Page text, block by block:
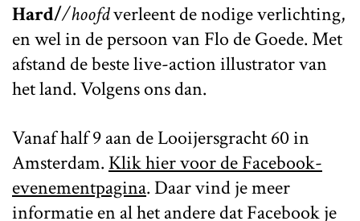
Hard//hoofdverleent de nodige verlichting,
en wel in de persoon van Flo de Goede. Met
afstand de beste live-action illustrator van
het land. Volgens ons dan.
Vanaf half 9 aan de Looijersgracht 60 in
Amsterdam. Klik hier voor de Facebook-
evenementpagina. Daar vind je meer
informatie en al het andere dat Facebook je